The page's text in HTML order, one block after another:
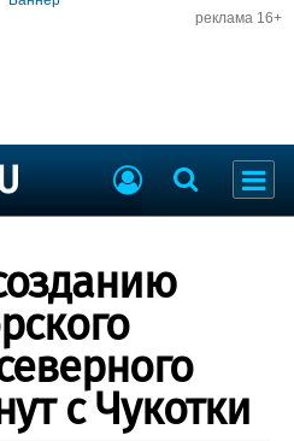
реклама 16+
с Чукотки